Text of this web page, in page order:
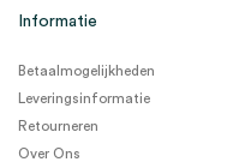
Informatie
Betaalmogelijkheden
Leveringsinformatie
Retourneren
Over Ons